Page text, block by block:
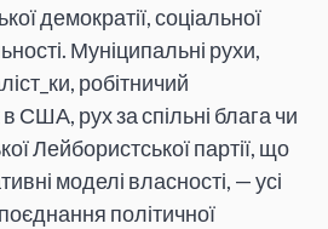
демократії, соціальної
Муніципальні рухи,
робітничий
США, рух за спільні блага чи
Лейбористської партії, що
моделі власності, — усі
політичної